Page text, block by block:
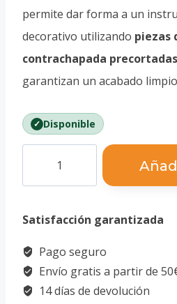
permite dar forma a un
decorativo utilizando piezas
contrachapada
garantizan un acabado
Disponible
cantidad
Satisfacción garantizada
Pago seguro
Envío gratis a partir de
14 días de devolución